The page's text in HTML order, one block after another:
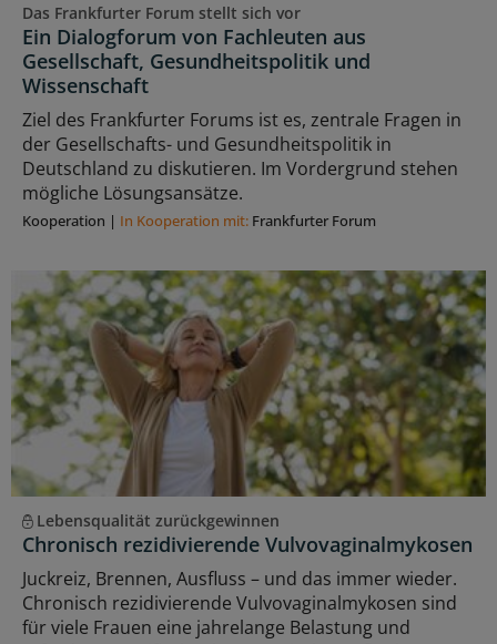
Das Frankfurter Forum stellt sich vor
Ein Dialogforum von Fachleuten aus
Gesellschaft, Gesundheitspolitik und
Wissenschaft
Ziel des Frankfurter Forums ist es, zentrale Fragen in
der Gesellschafts- und Gesundheitspolitik in
Deutschland zu diskutieren. Im Vordergrund stehen
mögliche Lösungsansätze.
Kooperation | In Kooperation mit: Frankfurter Forum
Lebensqualität zurückgewinnen
Chronisch rezidivierende Vulvovaginalmykosen
Juckreiz, Brennen, Ausfluss – und das immer wieder.
Chronisch rezidivierende Vulvovaginalmykosen sind
für viele Frauen eine jahrelange Belastung und